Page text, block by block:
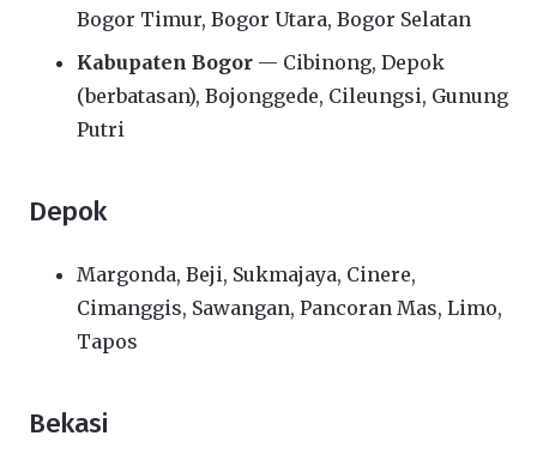
Bogor Timur, Bogor Utara, Bogor Selatan
Kabupaten Bogor — Cibinong, Depok
(berbatasan), Bojonggede, Cileungsi, Gunung
Putri
Depok
Margonda, Beji, Sukmajaya, Cinere,
Cimanggis, Sawangan, Pancoran Mas, Limo,
Tapos
Bekasi